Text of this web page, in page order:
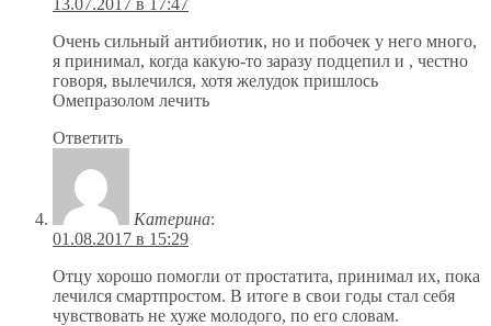
13.07.2017 в 17:47
Очень сильный антибиотик, но и побочек у него много,
я принимал, когда какую-то заразу подцепил и , честно
говоря, вылечился, хотя желудок пришлось
Омепразолом лечить
Ответить
Катерина:
01.08.2017 в 15:29
Отцу хорошо помогли от простатита, принимал их, пока
лечился смартпростом. В итоге в свои годы стал себя
чувствовать не хуже молодого, по его словам.